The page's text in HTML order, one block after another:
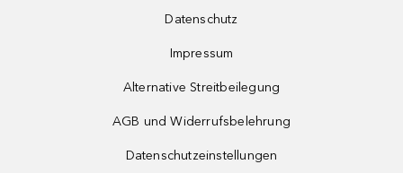
Datenschutz
Impressum
Alternative Streitbeilegung
AGB und Widerrufsbelehrung
Datenschutzeinstellungen